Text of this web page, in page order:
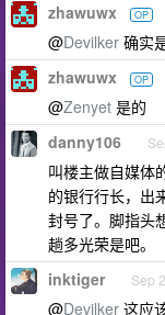
zhawuwx OP
@Devilker 确实
zhawuwx OP
@Zenyet 是的
danny106
叫楼主做自媒体
的银行行长，出
封号了。脚指头
趟多光荣是吧。
inktiger Sep
@Devilker 这应